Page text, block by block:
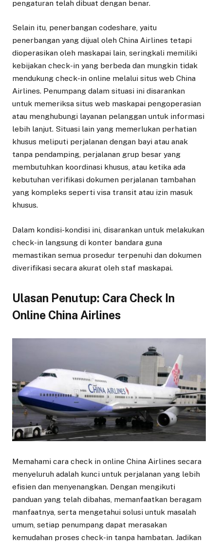
pengaturan telah dibuat dengan benar.
Selain itu, penerbangan codeshare, yaitu
penerbangan yang dijual oleh China Airlines tetapi
dioperasikan oleh maskapai lain, seringkali memiliki
kebijakan check-in yang berbeda dan mungkin tidak
mendukung check-in online melalui situs web China
Airlines. Penumpang dalam situasi ini disarankan
untuk memeriksa situs web maskapai pengoperasian
atau menghubungi layanan pelanggan untuk informasi
lebih lanjut. Situasi lain yang memerlukan perhatian
khusus meliputi perjalanan dengan bayi atau anak
tanpa pendamping, perjalanan grup besar yang
membutuhkan koordinasi khusus, atau ketika ada
kebutuhan verifikasi dokumen perjalanan tambahan
yang kompleks seperti visa transit atau izin masuk
khusus.
Dalam kondisi-kondisi ini, disarankan untuk melakukan
check-in langsung di konter bandara guna
memastikan semua prosedur terpenuhi dan dokumen
diverifikasi secara akurat oleh staf maskapai.
Ulasan Penutup: Cara Check In
Online China Airlines
Memahami cara check in online China Airlines secara
menyeluruh adalah kunci untuk perjalanan yang lebih
efisien dan menyenangkan. Dengan mengikuti
panduan yang telah dibahas, memanfaatkan beragam
manfaatnya, serta mengetahui solusi untuk masalah
umum, setiap penumpang dapat merasakan
kemudahan proses check-in tanpa hambatan. Jadikan